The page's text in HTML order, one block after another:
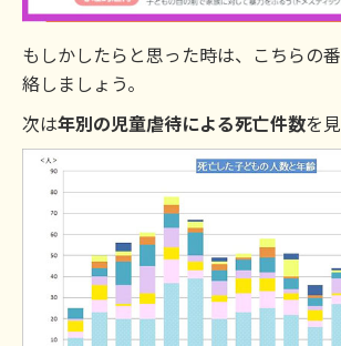
もしかしたらと思った時は、こちらの
絡しましょう。
次は年別の児童虐待による死亡件数を